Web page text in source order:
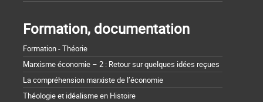
Formation, documentation
Formation - Théorie
Marxisme économie – 2 : Retour sur quelques idées reçues
La compréhension marxiste de l’économie
Théologie et idéalisme en Histoire